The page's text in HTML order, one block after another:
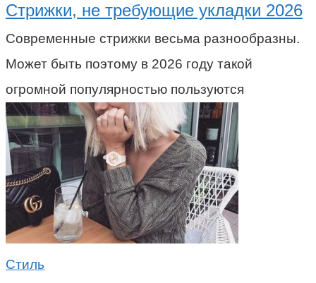
Стрижки, не требующие укладки 2026
Современные стрижки весьма разнообразны.
Может быть поэтому в 2026 году такой
огромной популярностью пользуются
Стиль